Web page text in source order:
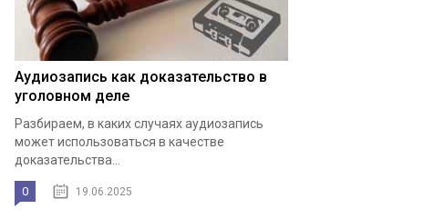
Аудиозапись как доказательство в
уголовном деле
Разбираем, в каких случаях аудиозапись
может использоваться в качестве
доказательства...
0 19.06.2025